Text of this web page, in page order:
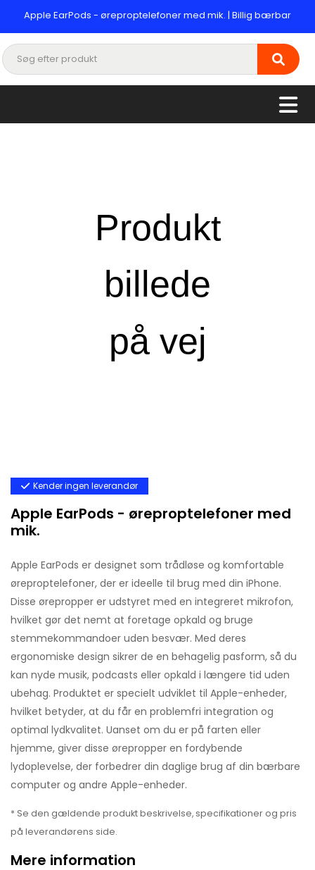
Apple EarPods - øreproptelefoner med mik. | Billig bærbar
Kender ingen leverandør
Apple EarPods - øreproptelefoner med
mik.
Apple EarPods er designet som trådløse og komfortable
øreproptelefoner, der er ideelle til brug med din iPhone.
Disse ørepropper er udstyret med en integreret mikrofon,
hvilket gør det nemt at foretage opkald og bruge
stemmekommandoer uden besvær. Med deres
ergonomiske design sikrer de en behagelig pasform, så du
kan nyde musik, podcasts eller opkald i længere tid uden
ubehag. Produktet er specielt udviklet til Apple-enheder,
hvilket betyder, at du får en problemfri integration og
optimal lydkvalitet. Uanset om du er på farten eller
hjemme, giver disse ørepropper en fordybende
lydoplevelse, der forbedrer din daglige brug af din bærbare
computer og andre Apple-enheder.
* Se den gældende produkt beskrivelse, specifikationer og pris
på leverandørens side.
Mere information